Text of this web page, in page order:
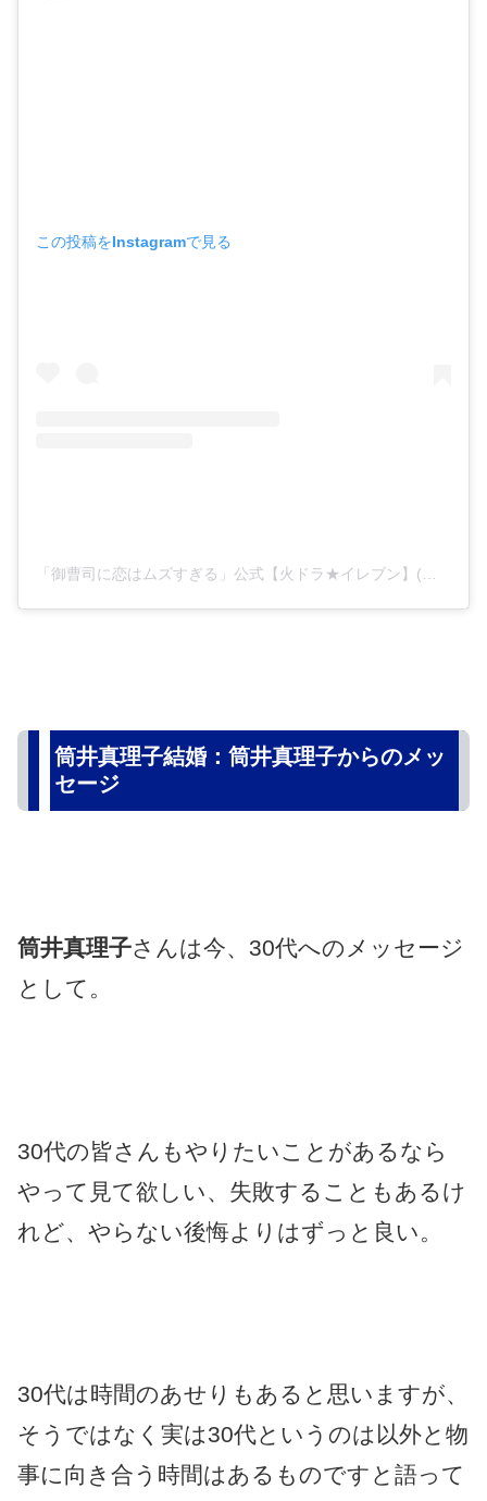
この投稿をInstagramで見る
筒井真理子結婚：筒井真理子からのメッ
セージ
筒井真理子さんは今、30代へのメッセージ
として。
30代の皆さんもやりたいことがあるなら
やって見て欲しい、失敗することもあるけ
れど、やらない後悔よりはずっと良い。
30代は時間のあせりもあると思いますが、
そうではなく実は30代というのは以外と物
事に向き合う時間はあるものですと語って